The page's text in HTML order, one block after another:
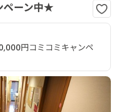
ペーン中★
円コミコミキャンペ